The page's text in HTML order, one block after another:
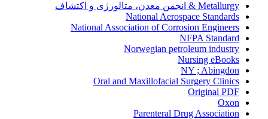
Metallurgy & انجمن معدن، متالورژی و اکتشاف
National Aerospace Standards
National Association of Corrosion Engineers
NFPA Standard
Norwegian petroleum industry
Nursing eBooks
NY ; Abingdon
Oral and Maxillofacial Surgery Clinics
Original PDF
Oxon
Parenteral Drug Association